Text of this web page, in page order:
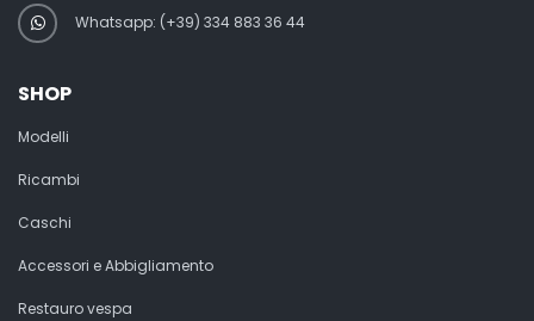
Whatsapp: (+39) 334 883 36 44
SHOP
Modelli
Ricambi
Caschi
Accessori e Abbigliamento
Restauro vespa